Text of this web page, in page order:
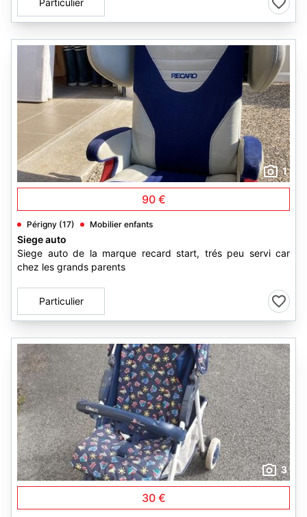
Particulier
1
90 €
Périgny (17) Mobilier enfants
Siege auto
Siege auto de la marque recard start, trés peu servi car
chez les grands parents
Particulier
3
30 €